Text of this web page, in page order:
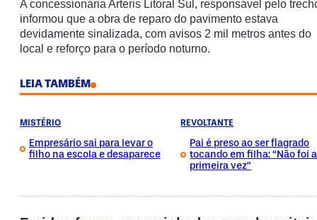
A concessionária Arteris Litoral Sul, responsável pelo
informou que a obra de reparo do pavimento estava
devidamente sinalizada, com avisos 2 mil metros antes do
local e reforço para o período noturno.
LEIA TAMBÉM
MISTÉRIO
Empresário sai para levar o
filho na escola e desaparece
REVOLTANTE
Pai é preso ao ser flagrado
tocando em filha: “Não foi a
primeira vez”